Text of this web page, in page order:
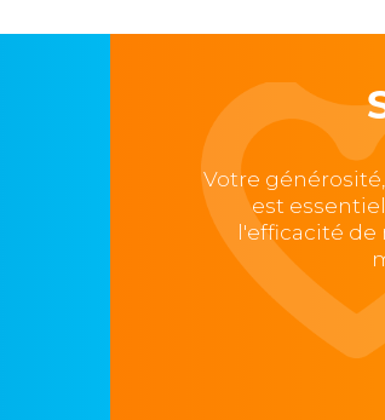
Votre
est
l'efficacité de